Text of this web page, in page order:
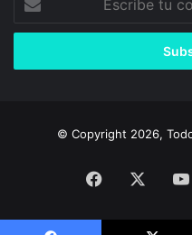
correo
© Copyright 2026,
Facebook